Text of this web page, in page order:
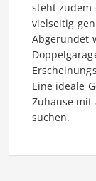
steht zudem
vielseitig
Abgerundet
Eine ideale
Zuhause mit
suchen.